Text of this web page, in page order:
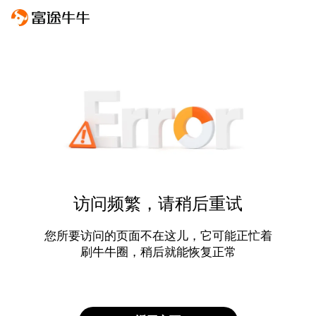
访问频繁，请稍后重试
您所要访问的页面不在这儿，它可能正忙着
刷牛牛圈，稍后就能恢复正常